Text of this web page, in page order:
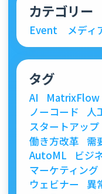
カテゴリー
Event メディ
タグ
AI MatrixFlow
ノーコード
人
スタートアップ
働き方改革
需
AutoML
ビジ
マーケティング
ウェビナー
異